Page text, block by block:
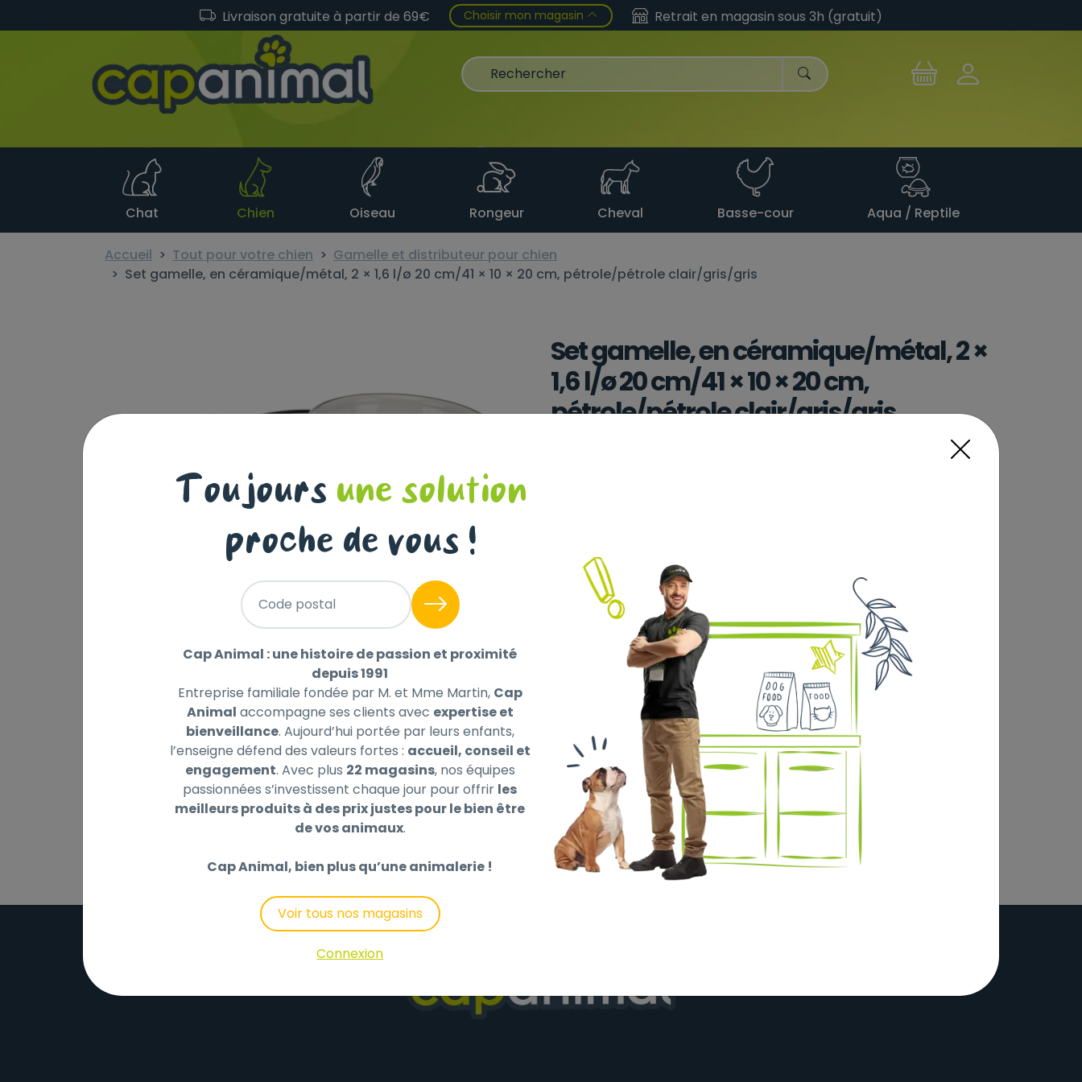
Livraison gratuite à partir de 69€ Choisir mon magasin Retrait en magasin sous 3h (gratuit)
Chat Chien Oiseau Rongeur Cheval Basse-cour Aqua / Reptile
Accueil Tout pour votre chien
Gamelle et distributeur pour chien
Set gamelle, en céramique/métal, 2 × 1,6 l/ø 20 cm/41 × 10 × 20 cm, pétrole/pétrole clair/gris/gris
Set gamelle, en céramique/métal, 2 ×
1,6 l/ø 20 cm/41 × 10 × 20 cm,
pétrole/pétrole clair/gris/gris
Livraison à domicile (offerte dès 69€) :
Non disponible en ligne
Description Laisser un avis
2 gamelles en céramique avec support pieds en caoutchouc anti-dérapant
Toujours une solution
proche de vous !
Code postal
Cap Animal : une histoire de passion et proximité
depuis 1991
Entreprise familiale fondée par M. et Mme Martin, Cap
Animal accompagne ses clients avec expertise et
bienveillance. Aujourd’hui portée par leurs enfants,
l’enseigne défend des valeurs fortes : accueil, conseil et
engagement. Avec plus 22 magasins, nos équipes
passionnées s’investissent chaque jour pour offrir les
meilleurs produits à des prix justes pour le bien être
de vos animaux.
Cap Animal, bien plus qu’une animalerie !
Voir tous nos magasins
Connexion